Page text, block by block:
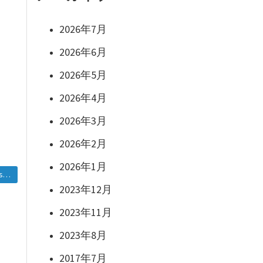
2026年7月
2026年6月
2026年5月
2026年4月
2026年3月
2026年2月
2026年1月
2023年12月
2023年11月
2023年8月
2017年7月